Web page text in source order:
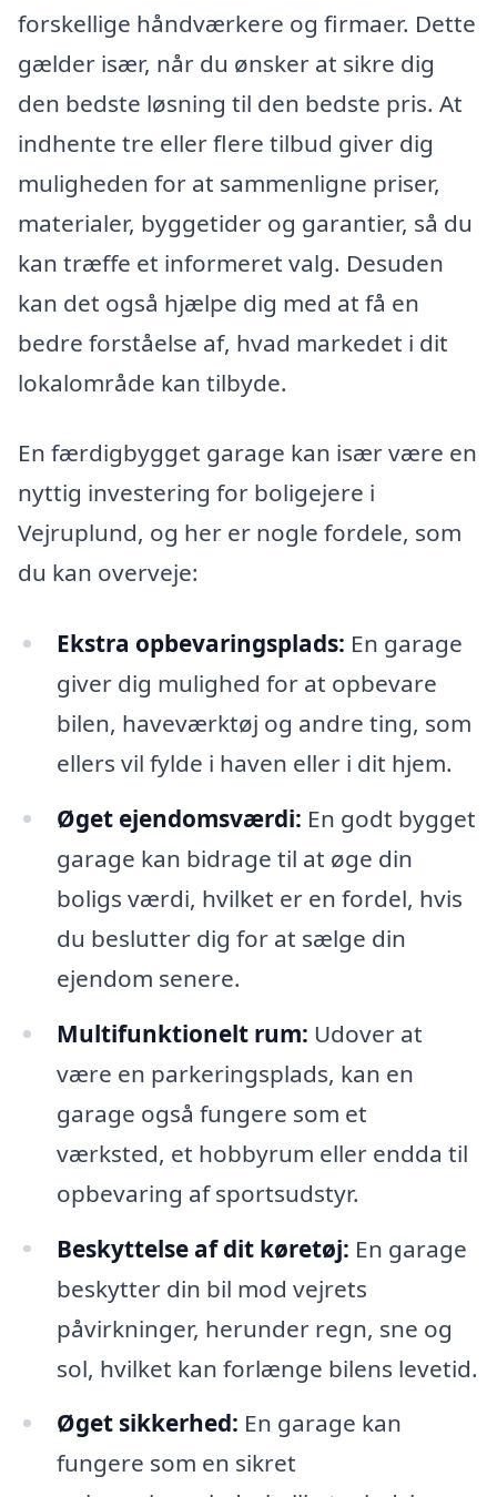
forskellige håndværkere og firmaer. Dette
gælder især, når du ønsker at sikre dig
den bedste løsning til den bedste pris. At
indhente tre eller flere tilbud giver dig
muligheden for at sammenligne priser,
materialer, byggetider og garantier, så du
kan træffe et informeret valg. Desuden
kan det også hjælpe dig med at få en
bedre forståelse af, hvad markedet i dit
lokalområde kan tilbyde.
En færdigbygget garage kan især være en
nyttig investering for boligejere i
Vejruplund, og her er nogle fordele, som
du kan overveje:
Ekstra opbevaringsplads: En garage
giver dig mulighed for at opbevare
bilen, haveværktøj og andre ting, som
ellers vil fylde i haven eller i dit hjem.
Øget ejendomsværdi: En godt bygget
garage kan bidrage til at øge din
boligs værdi, hvilket er en fordel, hvis
du beslutter dig for at sælge din
ejendom senere.
Multifunktionelt rum: Udover at
være en parkeringsplads, kan en
garage også fungere som et
værksted, et hobbyrum eller endda til
opbevaring af sportsudstyr.
Beskyttelse af dit køretøj: En garage
beskytter din bil mod vejrets
påvirkninger, herunder regn, sne og
sol, hvilket kan forlænge bilens levetid.
Øget sikkerhed: En garage kan
fungere som en sikret